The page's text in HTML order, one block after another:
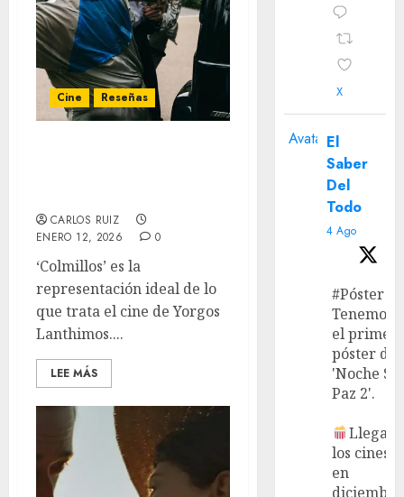
Cine Reseñas
CARLOS RUIZ
ENERO 12, 2026
0
‘Colmillos’ es la
representación ideal de lo
que trata el cine de Yorgos
Lanthimos....
LEE MÁS
X
Avatar El
Saber
Del
Todo
4 Ago
#Póster
Tenemos
el primer
póster de
'Noche
Paz 2'.
Llega a
los cines
en